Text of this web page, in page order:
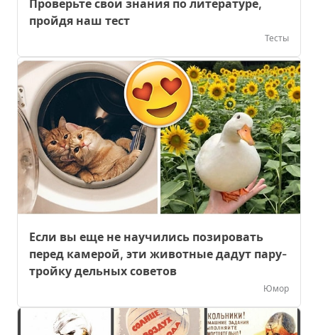
Проверьте свои знания по литературе,
пройдя наш тест
Тесты
Если вы еще не научились позировать
перед камерой, эти животные дадут пару-
тройку дельных советов
Юмор